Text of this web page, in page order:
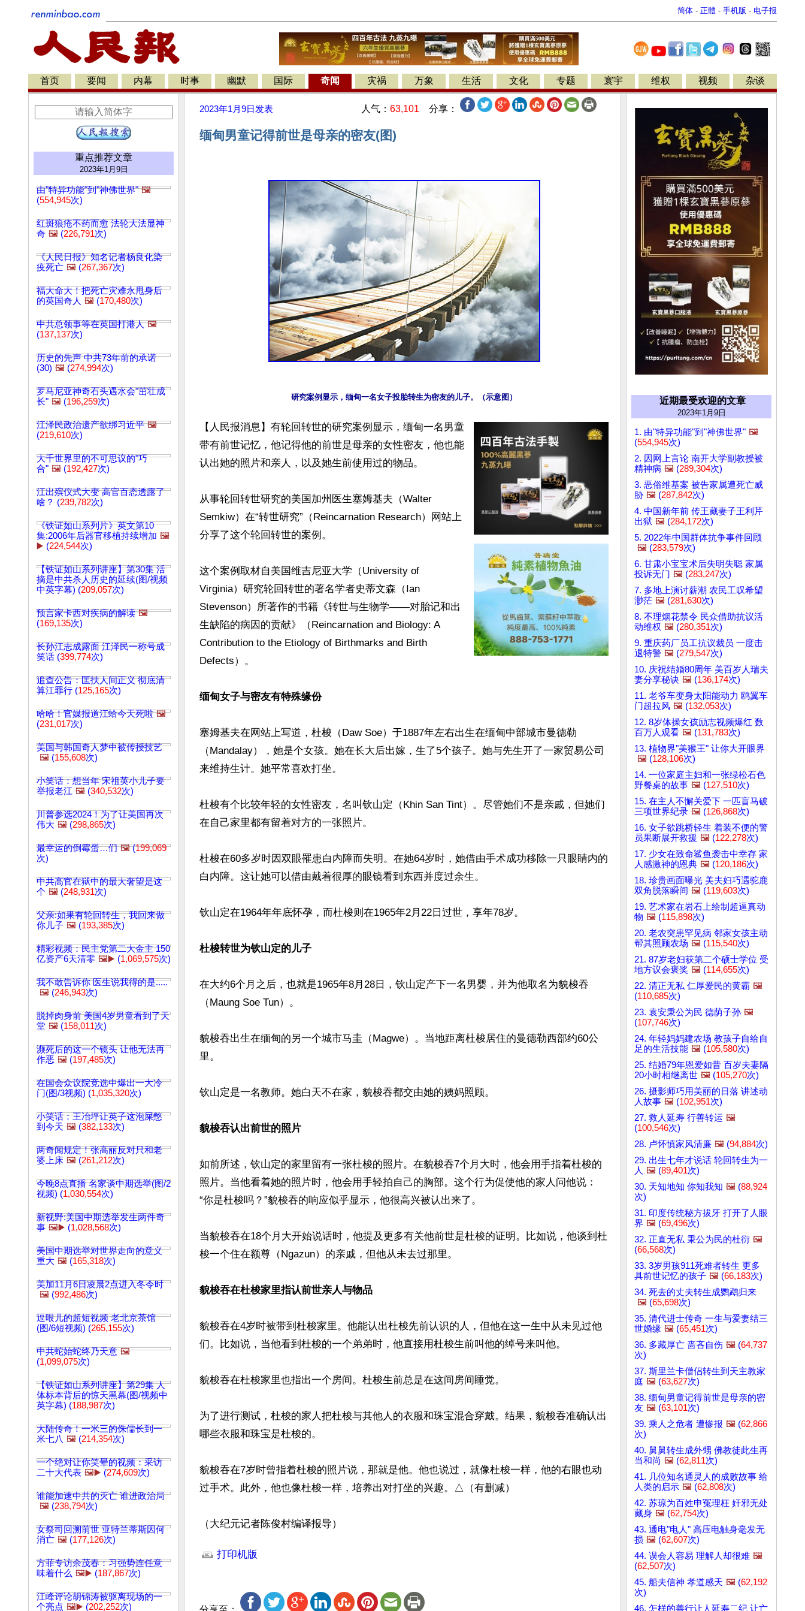
简体 - 正體 - 手机版 - 电子报
首页 要闻 内幕 时事 幽默 国际 奇闻 灾祸 万象 生活 文化 专题 寰宇 维权 视频 杂谈
重点推荐文章
2023年1月9日
由"特异功能"到"神佛世界" 🖼️
(554,945次)
红斑狼疮不药而愈 法轮大法显神
奇 🖼️ (226,791次)
《人民日报》知名记者杨良化染
疫死亡 🖼️ (267,367次)
福大命大！把死亡灾难永甩身后
的英国奇人 🖼️ (170,480次)
中共总领事等在英国打港人 🖼️
(137,137次)
历史的先声 中共73年前的承诺
(30) 🖼️ (274,994次)
罗马尼亚神奇石头遇水会"茁壮成
长" 🖼️ (196,259次)
江泽民政治遗产欲绑习近平 🖼️
(219,610次)
大千世界里的不可思议的"巧
合" 🖼️ (192,427次)
江出殡仪式大变 高官百态透露了
啥？ (239,782次)
《铁证如山系列片》英文第10
集:2006年后器官移植持续增加 🖼️
▶️ (224,544次)
【铁证如山系列讲座】第30集 活
摘是中共杀人历史的延续(图/视频
中英字幕) (209,057次)
预言家卡西对疾病的解读 🖼️
(169,135次)
长孙江志成露面 江泽民一称号成
笑话 (399,774次)
追查公告：匡扶人间正义 彻底清
算江罪行 (125,165次)
哈哈！官媒报道江蛤今天死啦 🖼️
(231,017次)
美国与韩国奇人梦中被传授技艺
🖼️ (155,608次)
小笑话：想当年 宋祖英小儿子要
举报老江 🖼️ (340,532次)
川普参选2024！为了让美国再次
伟大 🖼️ (298,865次)
最幸运的倒霉蛋…们 🖼️(199,069
次)
中共高官在狱中的最大奢望是这
个 🖼️ (248,931次)
父亲:如果有轮回转生，我回来做
你儿子 🖼️ (193,385次)
精彩视频：民主党第二大金主 150
亿资产6天清零 🖼️▶️ (1,069,575次)
我不敢告诉你 医生说我得的是.....
🖼️ (246,943次)
脱掉肉身前 美国4岁男童看到了天
堂 🖼️ (158,011次)
濒死后的这一个镜头 让他无法再
作恶 🖼️ (197,485次)
在国会众议院竞选中爆出一大冷
门(图/3视频) (1,035,320次)
小笑话：王冶坪让英子这泡屎憋
到今天 🖼️ (382,133次)
两奇闻规定！张高丽反对只和老
婆上床 🖼️ (261,212次)
今晚8点直播 名家谈中期选举(图/2
视频) (1,030,554次)
新视野:美国中期选举发生两件奇
事 🖼️▶️ (1,028,568次)
美国中期选举对世界走向的意义
重大 🖼️ (165,318次)
美加11月6日凌晨2点进入冬令时
🖼️ (992,486次)
逗哏儿的超短视频 老北京茶馆
(图/6短视频) (265,155次)
中共蛇始蛇终乃天意 🖼️
(1,099,075次)
【铁证如山系列讲座】第29集 人
体标本背后的惊天黑幕(图/视频中
英字幕) (188,987次)
大陆传奇！一米三的侏儒长到一
米七八 🖼️ (214,354次)
一个绝对让你笑晕的视频：采访
二十大代表 🖼️▶️ (274,609次)
谁能加速中共的灭亡 谁进政治局
🖼️ (238,794次)
女祭司回溯前世 亚特兰蒂斯因何
消亡 🖼️ (177,126次)
方菲专访余茂春：习强势连任意
味着什么 🖼️▶️ (187,867次)
江峰评论胡锦涛被驱离现场的一
个亮点 🖼️▶️ (202,252次)
2023年1月9日 发表 人气： 63,101 分享：
缅甸男童记得前世是母亲的密友(图)
【人民报消息】有轮回转世的研究案例显示，缅甸一名男童
带有前世记忆，他记得他的前世是母亲的女性密友，他也能
认出她的照片和亲人，以及她生前使用过的物品。
从事轮回转世研究的美国加州医生塞姆基夫（Walter
Semkiw）在“转世研究”（Reincarnation Research）网站上
分享了这个轮回转世的案例。
这个案例取材自美国维吉尼亚大学（University of
Virginia）研究轮回转世的著名学者史蒂文森（Ian
Stevenson）所著作的书籍《转世与生物学——对胎记和出
生缺陷的病因的贡献》（Reincarnation and Biology: A
Contribution to the Etiology of Birthmarks and Birth
Defects）。
缅甸女子与密友有特殊缘份
塞姆基夫在网站上写道，杜梭（Daw Soe）于1887年左右出生在缅甸中部城市曼德勒
（Mandalay），她是个女孩。她在长大后出嫁，生了5个孩子。她与先生开了一家贸易公司
来维持生计。她平常喜欢打坐。
杜梭有个比较年轻的女性密友，名叫钦山定（Khin San Tint）。尽管她们不是亲戚，但她们
在自己家里都有留着对方的一张照片。
杜梭在60多岁时因双眼罹患白内障而失明。在她64岁时，她借由手术成功移除一只眼睛内的
白内障。这让她可以借由戴着很厚的眼镜看到东西并度过余生。
钦山定在1964年年底怀孕，而杜梭则在1965年2月22日过世，享年78岁。
杜梭转世为钦山定的儿子
在大约6个月之后，也就是1965年8月28日，钦山定产下一名男婴，并为他取名为貌梭吞
（Maung Soe Tun）。
貌梭吞出生在缅甸的另一个城市马圭（Magwe）。当地距离杜梭居住的曼德勒西部约60公
里。
钦山定是一名教师。她白天不在家，貌梭吞都交由她的姨妈照顾。
貌梭吞认出前世的照片
如前所述，钦山定的家里留有一张杜梭的照片。在貌梭吞7个月大时，他会用手指着杜梭的
照片。当他看着她的照片时，他会用手轻拍自己的胸部。这个行为促使他的家人问他说：
“你是杜梭吗？”貌梭吞的响应似乎显示，他很高兴被认出来了。
当貌梭吞在18个月大开始说话时，他提及更多有关他前世是杜梭的证明。比如说，他谈到杜
梭一个住在额尊（Ngazun）的亲戚，但他从未去过那里。
貌梭吞在杜梭家里指认前世亲人与物品
貌梭吞在4岁时被带到杜梭家里。他能认出杜梭先前认识的人，但他在这一生中从未见过他
们。比如说，当他看到杜梭的一个弟弟时，他直接用杜梭生前叫他的绰号来叫他。
貌梭吞在杜梭家里也指出一个房间。杜梭生前总是在这间房间睡觉。
为了进行测试，杜梭的家人把杜梭与其他人的衣服和珠宝混合穿戴。结果，貌梭吞准确认出
哪些衣服和珠宝是杜梭的。
貌梭吞在7岁时曾指着杜梭的照片说，那就是他。他也说过，就像杜梭一样，他的右眼也动
过手术。此外，他也像杜梭一样，培养出对打坐的兴趣。△（有删减）
（大纪元记者陈俊村编译报导）
打印机版
近期最受欢迎的文章
2023年1月9日
1. 由"特异功能"到"神佛世界" 🖼️
(554,945次)
2. 因网上言论 南开大学副教授被
精神病 🖼️ (289,304次)
3. 恶俗维基案 被告家属遭死亡威
胁 🖼️ (287,842次)
4. 中国新年前 传王藏妻子王利芹
出狱 🖼️ (284,172次)
5. 2022年中国群体抗争事件回顾
🖼️ (283,579次)
6. 甘肃小宝宝术后失明失聪 家属
投诉无门 🖼️ (283,247次)
7. 多地上演讨薪潮 农民工叹希望
渺茫 🖼️ (281,630次)
8. 不理烟花禁令 民众借助抗议活
动维权 🖼️ (280,351次)
9. 重庆药厂员工抗议裁员 一度击
退特警 🖼️ (279,547次)
10. 庆祝结婚80周年 美百岁人瑞夫
妻分享秘诀 🖼️ (136,174次)
11. 老爷车变身太阳能动力 鸥翼车
门超拉风 🖼️ (132,053次)
12. 8岁体操女孩励志视频爆红 数
百万人观看 🖼️ (131,783次)
13. 植物界"美猴王" 让你大开眼界
🖼️ (128,106次)
14. 一位家庭主妇和一张绿松石色
野餐桌的故事 🖼️ (127,510次)
15. 在主人不懈关爱下 一匹盲马破
三项世界纪录 🖼️ (126,868次)
16. 女子欲跳桥轻生 着装不便的警
员果断展开救援 🖼️ (122,278次)
17. 少女在致命鲨鱼袭击中幸存 家
人感激神的恩典 🖼️ (120,186次)
18. 珍贵画面曝光 美夫妇巧遇驼鹿
双角脱落瞬间 🖼️ (119,603次)
19. 艺术家在岩石上绘制超逼真动
物 🖼️ (115,898次)
20. 老农突患罕见病 邻家女孩主动
帮其照顾农场 🖼️ (115,540次)
21. 87岁老妇获第二个硕士学位 受
地方议会褒奖 🖼️ (114,655次)
22. 清正无私 仁厚爱民的黄霸 🖼️
(110,685次)
23. 袁安秉公为民 德荫子孙 🖼️
(107,746次)
24. 年轻妈妈建农场 教孩子自给自
足的生活技能 🖼️ (105,580次)
25. 结婚79年恩爱如昔 百岁夫妻隔
20小时相继离世 🖼️ (105,270次)
26. 摄影师巧用美丽的日落 讲述动
人故事 🖼️ (102,951次)
27. 救人延寿 行善转运 🖼️
(100,546次)
28. 卢怀慎家风清廉 🖼️ (94,884次)
29. 出生七年才说话 轮回转生为一
人 🖼️ (89,401次)
30. 天知地知 你知我知 🖼️ (88,924
次)
31. 印度传统秘方拔牙 打开了人眼
界 🖼️ (69,496次)
32. 正直无私 秉公为民的杜衍 🖼️
(66,568次)
33. 3岁男孩911死难者转生 更多
具前世记忆的孩子 🖼️ (66,183次)
34. 死去的丈夫转生成鹦鹉归来
🖼️ (65,698次)
35. 清代进士传奇 一生与爱妻结三
世婚缘 🖼️ (65,451次)
36. 多藏厚亡 啬吝自伤 🖼️ (64,737
次)
37. 斯里兰卡僧侣转生到天主教家
庭 🖼️ (63,627次)
38. 缅甸男童记得前世是母亲的密
友 🖼️ (63,101次)
39. 乘人之危者 遭惨报 🖼️ (62,866
次)
40. 舅舅转生成外甥 佛教徒此生再
当和尚 🖼️ (62,811次)
41. 几位知名通灵人的成败故事 给
人类的启示 🖼️ (62,808次)
42. 苏琼为百姓申冤理枉 奸邪无处
藏身 🖼️ (62,754次)
43. 通电"电人" 高压电触身毫发无
损 🖼️ (62,607次)
44. 误会人容易 理解人却很难 🖼️
(62,507次)
45. 船夫信神 孝道感天 🖼️ (62,192
次)
46. 怎样的善行让人延寿二纪 让亡